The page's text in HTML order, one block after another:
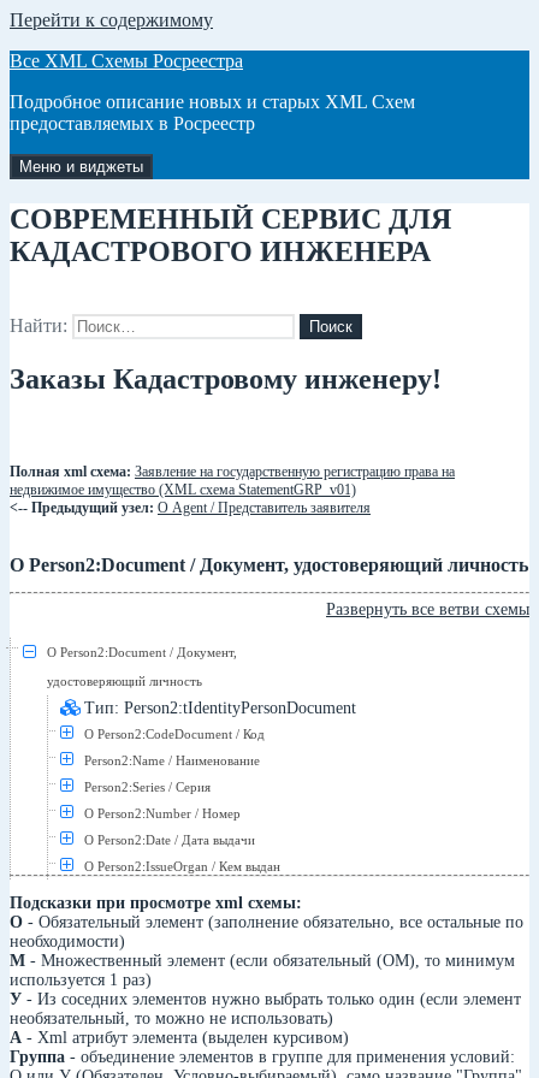
Перейти к содержимому
Все XML Схемы Росреестра
Подробное описание новых и старых XML Схем
предоставляемых в Росреестр
Меню и виджеты
СОВРЕМЕННЫЙ СЕРВИС ДЛЯ
КАДАСТРОВОГО ИНЖЕНЕРА
Найти:
Заказы Кадастровому инженеру!
Полная xml схема: Заявление на государственную регистрацию права на
недвижимое имущество (XML схема StatementGRP_v01)
<-- Предыдущий узел: О Agent / Представитель заявителя
О Person2:Document / Документ, удостоверяющий личность
Развернуть все ветви схемы
О Person2:Document / Документ,
удостоверяющий личность
Тип: Person2:tIdentityPersonDocument
О Person2:CodeDocument / Код
Person2:Name / Наименование
Person2:Series / Серия
О Person2:Number / Номер
О Person2:Date / Дата выдачи
О Person2:IssueOrgan / Кем выдан
Подсказки при просмотре xml схемы:
О - Обязательный элемент (заполнение обязательно, все остальные по
необходимости)
М - Множественный элемент (если обязательный (ОМ), то минимум
используется 1 раз)
У - Из соседних элементов нужно выбрать только один (если элемент
необязательный, то можно не использовать)
А - Xml атрибут элемента (выделен курсивом)
Группа - объединение элементов в группе для применения условий: